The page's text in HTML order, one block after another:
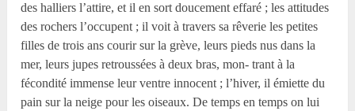
des halliers l’attire, et il en sort doucement effaré ; les attitudes
des rochers l’occupent ; il voit à travers sa rêverie les petites
filles de trois ans courir sur la grève, leurs pieds nus dans la
mer, leurs jupes retroussées à deux bras, mon- trant à la
fécondité immense leur ventre innocent ; l’hiver, il émiette du
pain sur la neige pour les oiseaux. De temps en temps on lui